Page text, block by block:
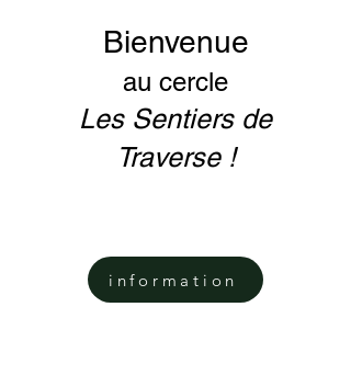
Bienvenue
au cercle
Les Sentiers de
Traverse !
information